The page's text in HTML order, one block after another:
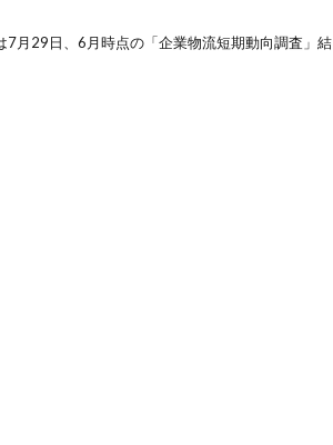
7月29日、6月時点の「企業物流短期動向調査」結